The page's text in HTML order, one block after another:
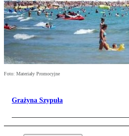
Foto: Materiały Promocyjne
Grażyna Szypuła